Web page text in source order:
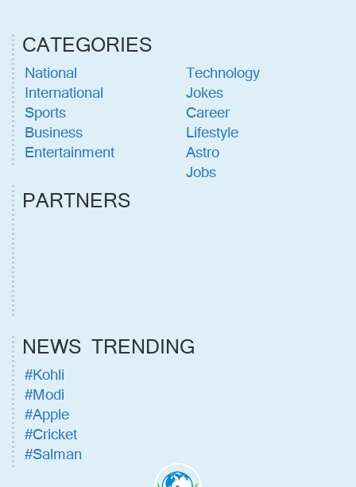
CATEGORIES
National
International
Sports
Business
Entertainment
Technology
Jokes
Career
Lifestyle
Astro
Jobs
PARTNERS
NEWS TRENDING
#Kohli
#Modi
#Apple
#Cricket
#Salman